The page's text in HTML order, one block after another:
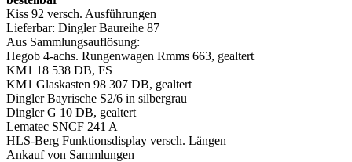
Kiss 92 versch. Ausführungen
Lieferbar: Dingler Baureihe 87
Aus Sammlungsauflösung:
Hegob 4-achs. Rungenwagen Rmms 663, gealtert
KM1 18 538 DB, FS
KM1 Glaskasten 98 307 DB, gealtert
Dingler Bayrische S2/6 in silbergrau
Dingler G 10 DB, gealtert
Lematec SNCF 241 A
HLS-Berg Funktionsdisplay versch. Längen
Ankauf von Sammlungen